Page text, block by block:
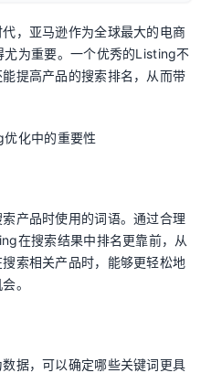
，亚马逊作为全球最大的电商
为重要。一个优秀的Listing不
提高产品的搜索排名，从而带
化中的重要性
产品时使用的词语。通过合理
在搜索结果中排名更靠前，从
索相关产品时，能够更轻松地
。
据，可以确定哪些关键词更具